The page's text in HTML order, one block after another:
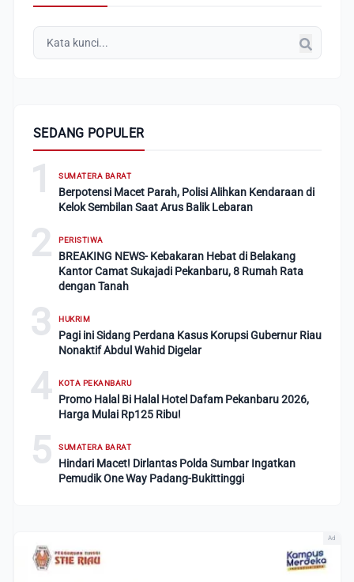
SEDANG POPULER
1 SUMATERA BARAT
Berpotensi Macet Parah, Polisi Alihkan Kendaraan di
Kelok Sembilan Saat Arus Balik Lebaran
2 PERISTIWA
BREAKING NEWS- Kebakaran Hebat di Belakang
Kantor Camat Sukajadi Pekanbaru, 8 Rumah Rata
dengan Tanah
3 HUKRIM
Pagi ini Sidang Perdana Kasus Korupsi Gubernur Riau
Nonaktif Abdul Wahid Digelar
4 KOTA PEKANBARU
Promo Halal Bi Halal Hotel Dafam Pekanbaru 2026,
Harga Mulai Rp125 Ribu!
5 SUMATERA BARAT
Hindari Macet! Dirlantas Polda Sumbar Ingatkan
Pemudik One Way Padang-Bukittinggi
Ad